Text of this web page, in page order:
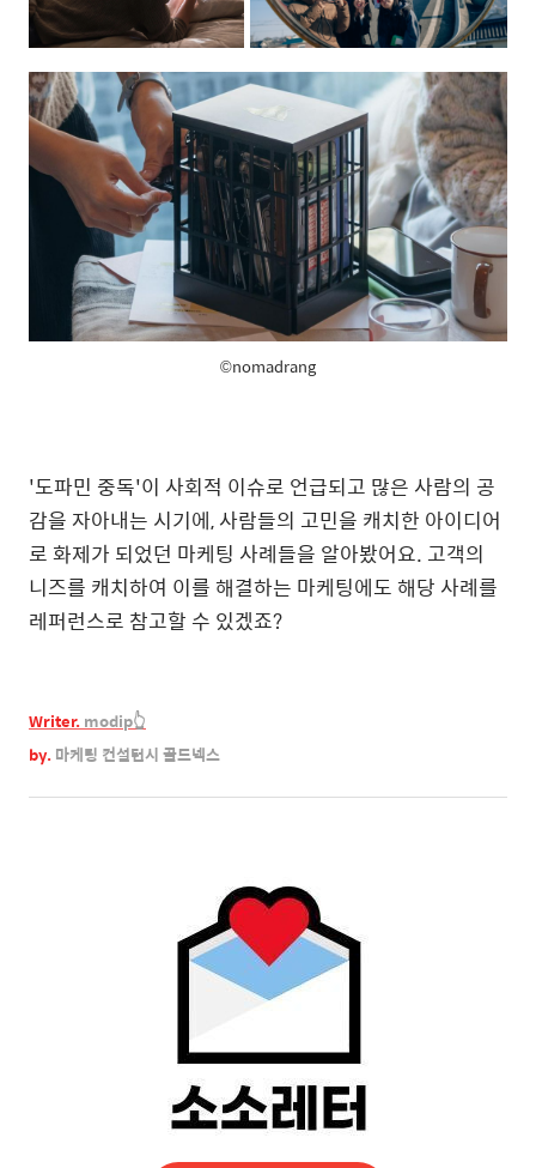
©nomadrang
'도파민 중독'이 사회적 이슈로 언급되고 많은 사람의 공
감을 자아내는 시기에, 사람들의 고민을 캐치한 아이디어
로 화제가 되었던 마케팅 사례들을 알아봤어요. 고객의
니즈를 캐치하여 이를 해결하는 마케팅에도 해당 사례를
레퍼런스로 참고할 수 있겠죠?
Writer.modip👆
by.마케팅 컨설턴시골드넥스